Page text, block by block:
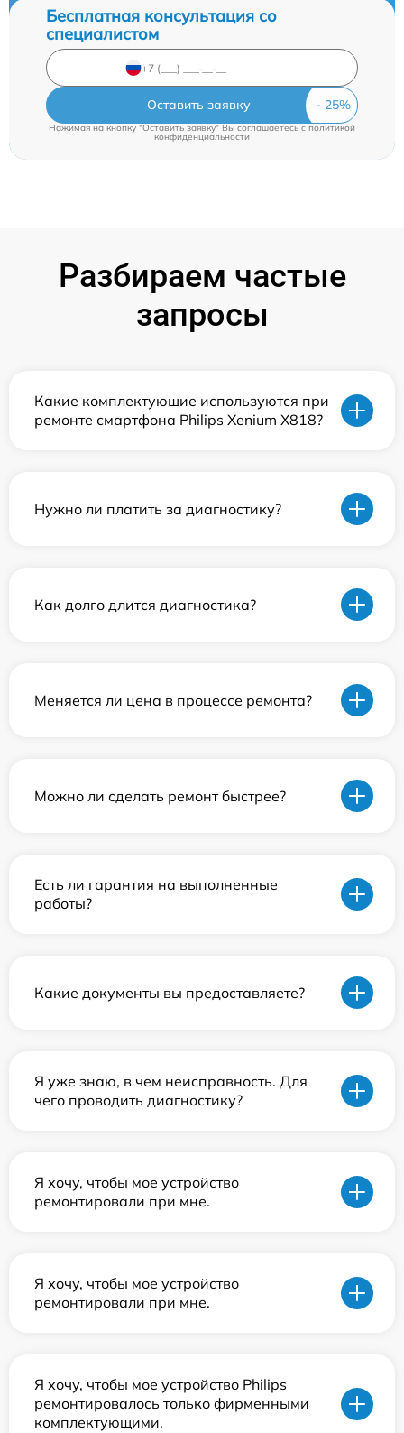
Бесплатная консультация со
специалистом
Оставить заявку
Нажимая на кнопку "Оставить заявку" Вы соглашаетесь c политикой
конфиденциальности
Разбираем частые
запросы
Какие комплектующие используются при
ремонте смартфона Philips Xenium X818?
Нужно ли платить за диагностику?
Как долго длится диагностика?
Меняется ли цена в процессе ремонта?
Можно ли сделать ремонт быстрее?
Есть ли гарантия на выполненные
работы?
Какие документы вы предоставляете?
Я уже знаю, в чем неисправность. Для
чего проводить диагностику?
Я хочу, чтобы мое устройство
ремонтировали при мне.
Я хочу, чтобы мое устройство
ремонтировали при мне.
Я хочу, чтобы мое устройство Philips
ремонтировалось только фирменными
комплектующими.